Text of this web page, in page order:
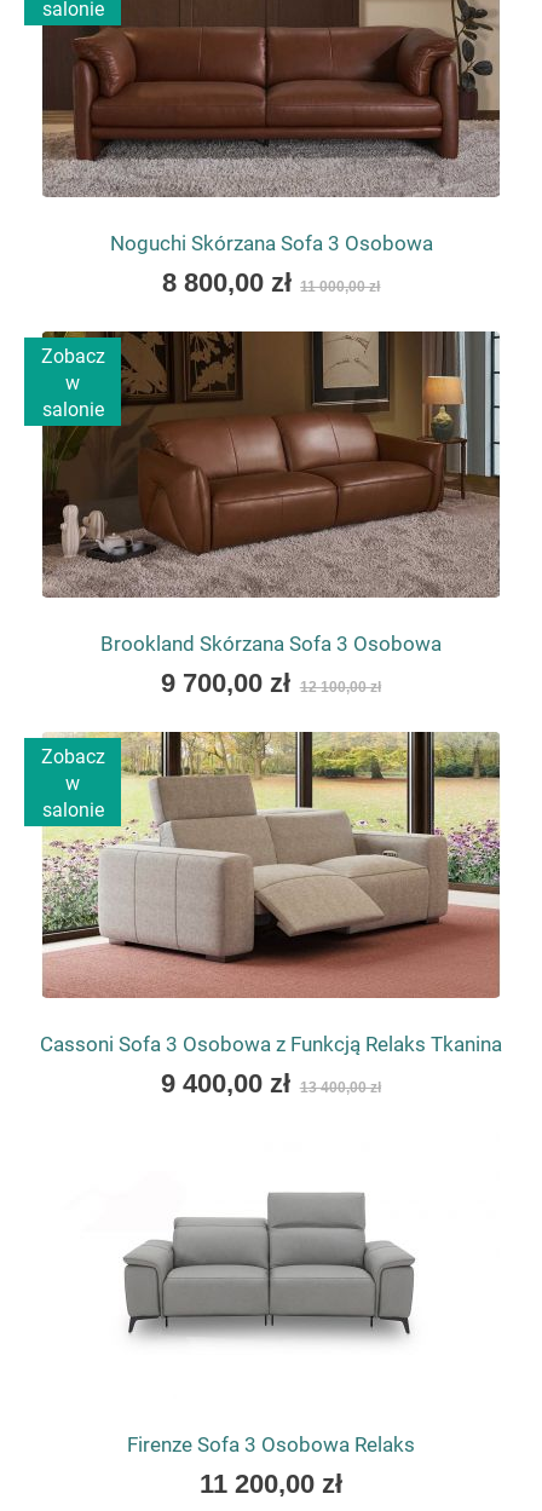
salonie
Noguchi Skórzana Sofa 3 Osobowa
As
as
8 800,00 zł 11 000,00 zł
Zobacz
w
salonie
Brookland Skórzana Sofa 3 Osobowa
As
as
9 700,00 zł 12 100,00 zł
Zobacz
w
salonie
Cassoni Sofa 3 Osobowa z Funkcją Relaks Tkanina
As
9 400,00 zł 13 400,00 zł
Firenze Sofa 3 Osobowa Relaks
As
11 200,00 zł